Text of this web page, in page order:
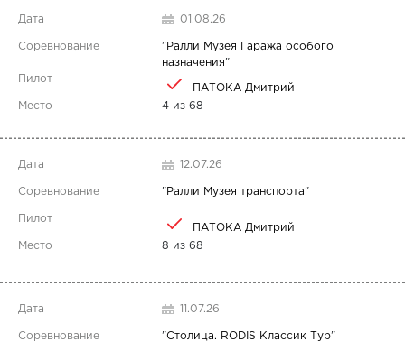
01.08.26
"Ралли Музея Гаража особого
назначения"
ПАТОКА Дмитрий
4 из 68
12.07.26
"Ралли Музея транспорта"
ПАТОКА Дмитрий
8 из 68
11.07.26
"Столица. RODIS Классик Тур"